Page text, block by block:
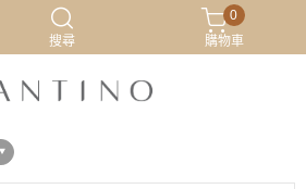
搜尋
有機棉
0
購物車